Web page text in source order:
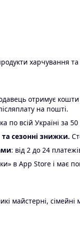
харчування
отримує
на пошті.
всій Україні за
та сезонні знижки.
: від 2 до 24
в App Store і має
майстерні,